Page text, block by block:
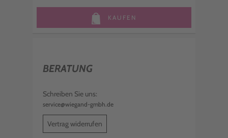
KAUFEN
BERATUNG
Schreiben Sie uns:
service@wiegand-gmbh.de
Vertrag widerrufen